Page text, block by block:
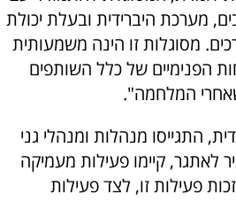
מערכת היברידית ובעלת יכולת
מסוגלות זו הינה משמעותית
הפנימיים של כלל השותפים
המלחמה".
התגייסו מנהלות ומנהלי גני
לאתגר, קיימו פעילות מעמיקה
פעילות זו, לצד פעילות